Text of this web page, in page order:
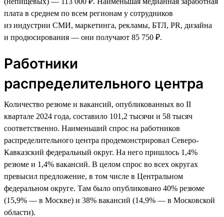
плата в среднем по всем регионам у сотрудников
из индустрии СМИ, маркетинга, рекламы, БТЛ, PR, дизайна
и продюсирования — они получают 85 750 ₽.
Работники
распределительного центра
Количество резюме и вакансий, опубликованных во II
квартале 2024 года, составило 101,2 тысячи и 58 тысяч
соответственно. Наименьший спрос на работников
распределительного центра продемонстрировал Северо-
Кавказский федеральный округ. На него пришлось 1,4%
резюме и 1,4% вакансий. В целом спрос во всех округах
превысил предложение, в том числе в Центральном
федеральном округе. Там было опубликовано 40% резюме
(15,9% — в Москве) и 38% вакансий (14,9% — в Московской
области).